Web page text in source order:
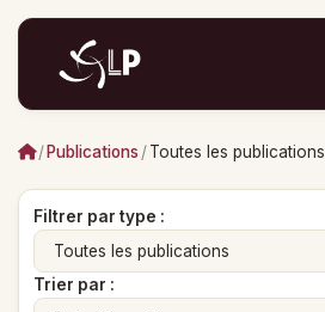
/ Publications /Toutes les publications
Filtrer par type :
Trier par :